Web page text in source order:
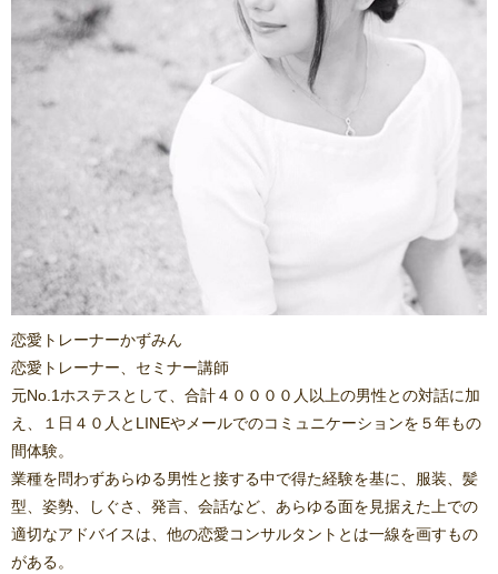
恋愛トレーナーかずみん
恋愛トレーナー、セミナー講師
元No.1ホステスとして、合計４００００人以上の男性との対話に加
え、１日４０人とLINEやメールでのコミュニケーションを５年もの
間体験。
業種を問わずあらゆる男性と接する中で得た経験を基に、服装、髪
型、姿勢、しぐさ、発言、会話など、あらゆる面を見据えた上での
適切なアドバイスは、他の恋愛コンサルタントとは一線を画すもの
がある。